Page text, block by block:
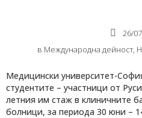
26/
в Международнa дейност,
Медицински университет-
студентите – участници от
летния им стаж в клиничните
болници, за периода 30 юни –